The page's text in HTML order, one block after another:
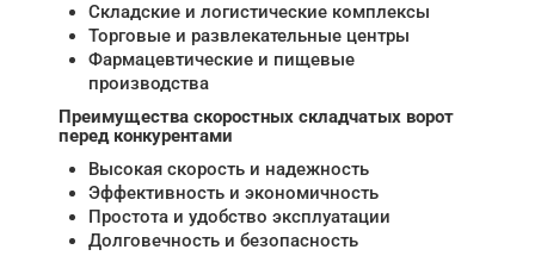
Складские и логистические комплексы
Торговые и развлекательные центры
Фармацевтические и пищевые
производства
Преимущества скоростных складчатых ворот
перед конкурентами
Высокая скорость и надежность
Эффективность и экономичность
Простота и удобство эксплуатации
Долговечность и безопасность